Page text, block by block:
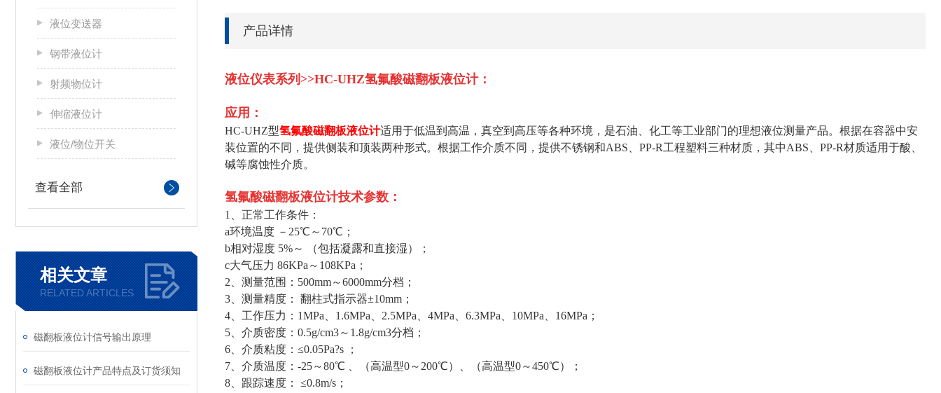
液位变送器
钢带液位计
射频物位计
伸缩液位计
液位/物位开关
查看全部
相关文章
RELATED ARTICLES
磁翻板液位计信号输出原理
磁翻板液位计产品特点及订货须知
产品详情
液位仪表系列>>HC-UHZ氢氟酸磁翻板液位计：
应用：
HC-UHZ型氢氟酸磁翻板液位计适用于低温到高温，真空到高压等各种环境，是石油、化工等工业部门的理想液位测量产品。根据在容器中安
装位置的不同，提供侧装和顶装两种形式。根据工作介质不同，提供不锈钢和ABS、PP-R工程塑料三种材质，其中ABS、PP-R材质适用于酸、
碱等腐蚀性介质。
氢氟酸磁翻板液位计技术参数：
1、正常工作条件：
a环境温度 －25℃～70℃；
b相对湿度 5%～ （包括凝露和直接湿）；
c大气压力 86KPa～108KPa；
2、测量范围：500mm～6000mm分档；
3、测量精度： 翻柱式指示器±10mm；
4、工作压力：1MPa、1.6MPa、2.5MPa、4MPa、6.3MPa、10MPa、16MPa；
5、介质密度：0.5g/cm3～1.8g/cm3分档；
6、介质粘度：≤0.05Pa?s ；
7、介质温度：-25～80℃ 、（高温型0～200℃）、（高温型0～450℃）；
8、跟踪速度： ≤0.8m/s；